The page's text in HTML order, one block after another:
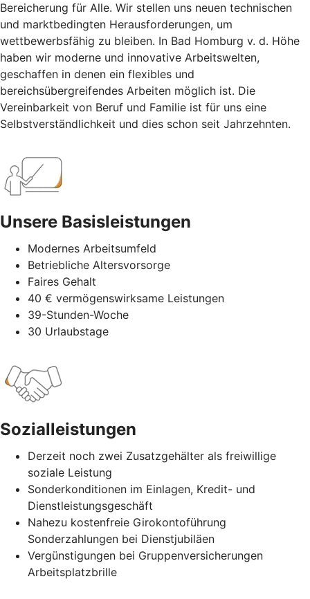
Bereicherung für Alle. Wir stellen uns neuen technischen
und marktbedingten Herausforderungen, um
wettbewerbsfähig zu bleiben. In Bad Homburg v. d. Höhe
haben wir moderne und innovative Arbeitswelten,
geschaffen in denen ein flexibles und
bereichsübergreifendes Arbeiten möglich ist. Die
Vereinbarkeit von Beruf und Familie ist für uns eine
Selbstverständlichkeit und dies schon seit Jahrzehnten.
Unsere Basisleistungen
Modernes Arbeitsumfeld
Betriebliche Altersvorsorge
Faires Gehalt
40 € vermögenswirksame Leistungen
39-Stunden-Woche
30 Urlaubstage
Sozialleistungen
Derzeit noch zwei Zusatzgehälter als freiwillige
soziale Leistung
Sonderkonditionen im Einlagen, Kredit- und
Dienstleistungsgeschäft
Nahezu kostenfreie Girokontoführung
Sonderzahlungen bei Dienstjubiläen
Vergünstigungen bei Gruppenversicherungen
Arbeitsplatzbrille